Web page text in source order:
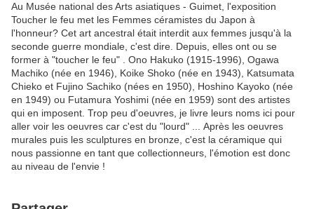
Au Musée national des Arts asiatiques - Guimet, l'exposition
Toucher le feu met les Femmes céramistes du Japon à
l'honneur? Cet art ancestral était interdit aux femmes jusqu'à la
seconde guerre mondiale, c'est dire. Depuis, elles ont ou se
former à "toucher le feu" . Ono Hakuko (1915-1996), Ogawa
Machiko (née en 1946), Koike Shoko (née en 1943), Katsumata
Chieko et Fujino Sachiko (nées en 1950), Hoshino Kayoko (née
en 1949) ou Futamura Yoshimi (née en 1959) sont des artistes
qui en imposent. Trop peu d'oeuvres, je livre leurs noms ici pour
aller voir les oeuvres car c'est du "lourd" ... Après les oeuvres
murales puis les sculptures en bronze, c'est la céramique qui
nous passionne en tant que collectionneurs, l'émotion est donc
au niveau de l'envie !